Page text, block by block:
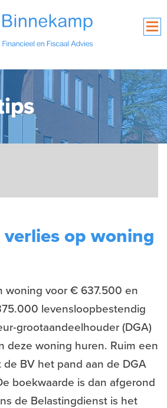
op woning
woning voor € 637.500 en
levensloopbestendig
grootaandeelhouder (DGA)
deze woning huren. Ruim een
de BV het pand aan de DGA
boekwaarde is dan afgerond
de Belastingdienst is het